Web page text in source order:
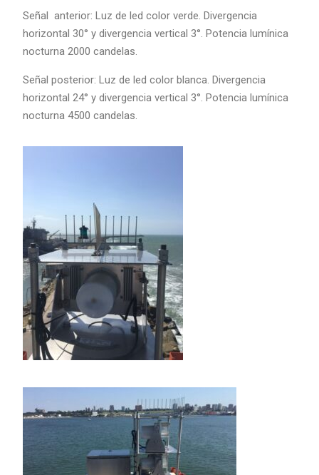
Señal anterior: Luz de led color verde. Divergencia
horizontal 30° y divergencia vertical 3°. Potencia lumínica
nocturna 2000 candelas.
Señal posterior: Luz de led color blanca. Divergencia
horizontal 24° y divergencia vertical 3°. Potencia lumínica
nocturna 4500 candelas.